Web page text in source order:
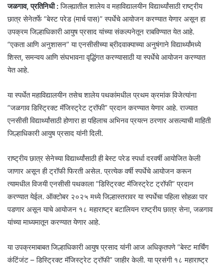
जळगाव, प्रतिनिधी :जिल्ह्यातील शालेय व महाविद्यालयीन विद्यार्थ्यांसाठी राष्ट्रीय
छात्र सेनेतर्फे “बेस्ट परेड (मार्च पास)” स्पर्धेचे आयोजन करण्यात येणार असून हा
उपक्रम जिल्हाधिकारी आयुष प्रसाद यांच्या संकल्पनेतून राबविण्यात येत आहे.
“एकता आणि अनुशासन” या एनसीसीच्या ब्रीदवाक्याच्या अनुषंगाने विद्यार्थ्यांमध्ये
शिस्त, समन्वय आणि संघभावना वृद्धिंगत करण्यासाठी या स्पर्धेचे आयोजन करण्यात
येत आहे.
या स्पर्धेत महाविद्यालयीन तसेच शालेय पथकांमधील प्रथम क्रमांक विजेत्यांना
“जळगाव डिस्ट्रिक्ट मॅजिस्ट्रेट ट्रॉफी” प्रदान करण्यात येणार आहे. राज्यात
एनसीसी विद्यार्थ्यांसाठी होणारा हा पहिलाच अभिनव प्रयत्न ठरणार असल्याची माहिती
जिल्हाधिकारी आयुष प्रसाद यांनी दिली.
राष्ट्रीय छात्र सेनेच्या विद्यार्थ्यांसाठी ही बेस्ट परेड स्पर्धा दरवर्षी आयोजित केली
जाणार असून ही ट्रॉफी फिरती असेल. प्रत्येक वर्षी स्पर्धेचे आयोजन करून
त्यामधील विजयी एनसीसी पथकाला “डिस्ट्रिक्ट मॅजिस्ट्रेट ट्रॉफी” प्रदान
करण्यात येईल. ऑक्टोबर २०२५ मध्ये जिल्हास्तरावर या स्पर्धेचा पहिला सोहळा पार
पडणार असून याचे आयोजन १८ महाराष्ट्र बटालियन राष्ट्रीय छात्र सेना, जळगाव
यांच्या माध्यमातून करण्यात येणार आहे.
या उपक्रमाबाबत जिल्हाधिकारी आयुष प्रसाद यांनी आज अधिकृतपणे “बेस्ट मार्चिंग
कंटिंजंट – डिस्ट्रिक्ट मॅजिस्ट्रेट ट्रॉफी” जाहीर केली. या प्रसंगी १८ महाराष्ट्र